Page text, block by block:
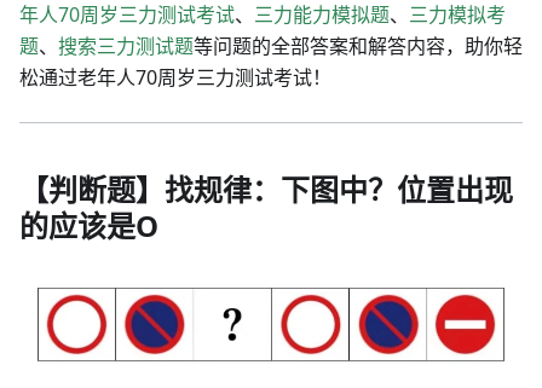
年人70周岁三力测试考试、 三力能力模拟题、 三力模拟考
题、 搜索三力测试题等问题的全部答案和解答内容，助你轻
松通过老年人70周岁三力测试考试！
【判断题】找规律：下图中？位置出现
的应该是O